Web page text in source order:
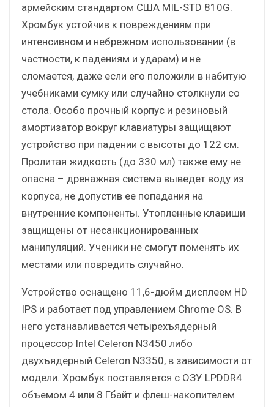
армейским стандартом США MIL-STD 810G.
Хромбук устойчив к повреждениям при
интенсивном и небрежном использовании (в
частности, к падениям и ударам) и не
сломается, даже если его положили в набитую
учебниками сумку или случайно столкнули со
стола. Особо прочный корпус и резиновый
амортизатор вокруг клавиатуры защищают
устройство при падении с высоты до 122 см.
Пролитая жидкость (до 330 мл) также ему не
опасна – дренажная система выведет воду из
корпуса, не допустив ее попадания на
внутренние компоненты. Утопленные клавиши
защищены от несанкционированных
манипуляций. Ученики не смогут поменять их
местами или повредить случайно.
Устройство оснащено 11,6-дюйм дисплеем HD
IPS и работает под управлением Chrome OS. В
него устанавливается четырехъядерный
процессор Intel Celeron N3450 либо
двухъядерный Celeron N3350, в зависимости от
модели. Хромбук поставляется с ОЗУ LPDDR4
объемом 4 или 8 Гбайт и флеш-накопителем